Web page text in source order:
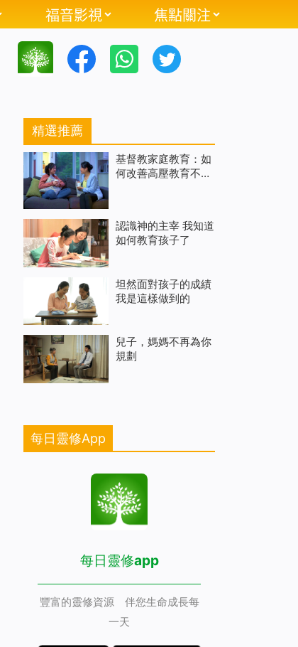
福音影視 焦點關注
精選推薦
基督教家庭教育：如
何改善高壓教育不再
認識神的主宰 我知道
如何教育孩子了
坦然面對孩子的成績
我是這樣做到的
兒子，媽媽不再為你
規劃
每日靈修App
每日靈修app
豐富的靈修資源 伴您生命成長每
一天